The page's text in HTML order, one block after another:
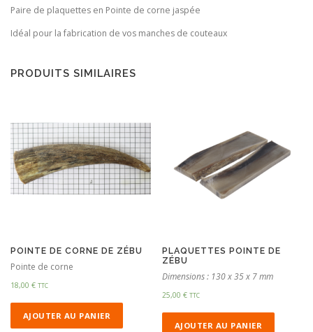
Paire de plaquettes en Pointe de corne jaspée
Idéal pour la fabrication de vos manches de couteaux
PRODUITS SIMILAIRES
POINTE DE CORNE DE ZÉBU
Pointe de corne
18,00 € TTC
AJOUTER AU PANIER
PLAQUETTES POINTE DE
ZÉBU
Dimensions : 130 x 35 x 7 mm
25,00€ TTC
AJOUTER AU PANIER